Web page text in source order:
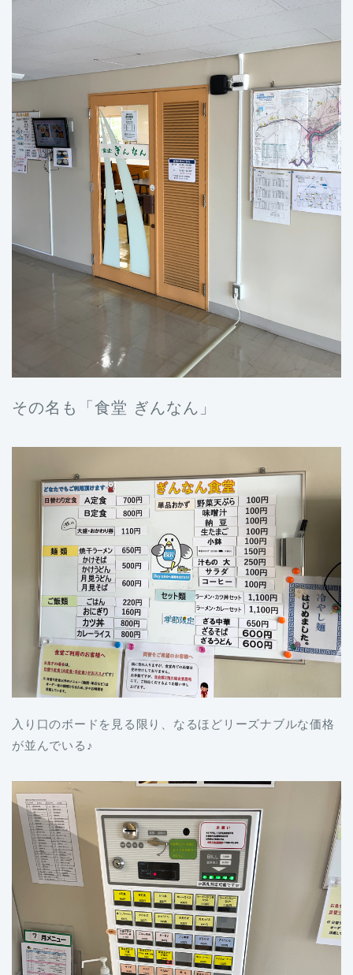
その名も「食堂 ぎんなん」
入り口のボードを見る限り、なるほどリーズナブルな価格
が並んでいる♪